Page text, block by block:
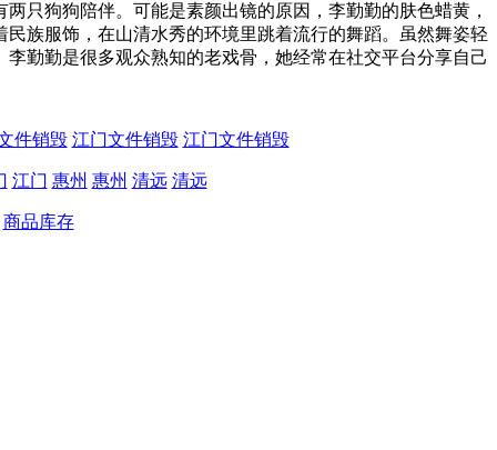
狗狗陪伴。可能是素颜出镜的原因，李勤勤的肤色蜡黄，
服饰，在山清水秀的环境里跳着流行的舞蹈。虽然舞姿轻
勤是很多观众熟知的老戏骨，她经常在社交平台分享自己
件销毁 江门文件销毁 江门文件销毁
江门 惠州 惠州 清远 清远
商品库存